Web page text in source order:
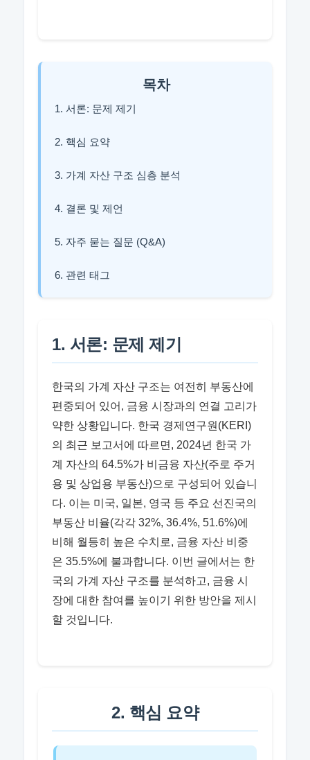
목차
1. 서론: 문제 제기
2. 핵심 요약
3. 가계 자산 구조 심층 분석
4. 결론 및 제언
5. 자주 묻는 질문 (Q&A)
6. 관련 태그
1. 서론: 문제 제기
한국의 가계 자산 구조는 여전히 부동산에
편중되어 있어, 금융 시장과의 연결 고리가
약한 상황입니다. 한국 경제연구원(KERI)
의 최근 보고서에 따르면, 2024년 한국 가
계 자산의 64.5%가 비금융 자산(주로 주거
용 및 상업용 부동산)으로 구성되어 있습니
다. 이는 미국, 일본, 영국 등 주요 선진국의
부동산 비율(각각 32%, 36.4%, 51.6%)에
비해 월등히 높은 수치로, 금융 자산 비중
은 35.5%에 불과합니다. 이번 글에서는 한
국의 가계 자산 구조를 분석하고, 금융 시
장에 대한 참여를 높이기 위한 방안을 제시
할 것입니다.
2. 핵심 요약